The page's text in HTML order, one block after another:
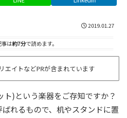
2019.01.27
事は約7分で読めます。
エイトなどPRが含まれています
ト)という楽器をご存知ですか？
ばれるもので、机やスタンドに置